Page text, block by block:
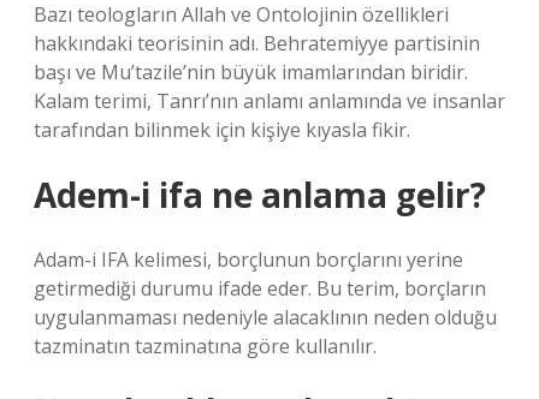
Bazı teologların Allah ve Ontolojinin özellikleri
hakkındaki teorisinin adı. Behratemiyye partisinin
başı ve Mu’tazile’nin büyük imamlarından biridir.
Kalam terimi, Tanrı’nın anlamı anlamında ve insanlar
tarafından bilinmek için kişiye kıyasla fikir.
Adem-i ifa ne anlama gelir?
Adam-i IFA kelimesi, borçlunun borçlarını yerine
getirmediği durumu ifade eder. Bu terim, borçların
uygulanmaması nedeniyle alacaklının neden olduğu
tazminatın tazminatına göre kullanılır.